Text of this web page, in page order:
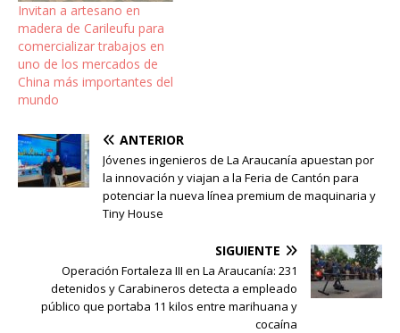
Invitan a artesano en
madera de Carileufu para
comercializar trabajos en
uno de los mercados de
China más importantes del
mundo
ANTERIOR
Jóvenes ingenieros de La Araucanía apuestan por
la innovación y viajan a la Feria de Cantón para
potenciar la nueva línea premium de maquinaria y
Tiny House
SIGUIENTE
Operación Fortaleza III en La Araucanía: 231
detenidos y Carabineros detecta a empleado
público que portaba 11 kilos entre marihuana y
cocaína